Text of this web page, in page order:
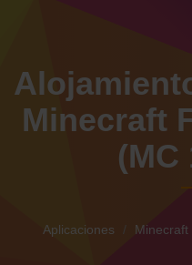
Minecraft
(MC
Aplicaciones Minecraft